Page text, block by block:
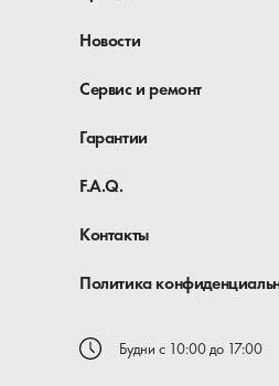
Новости
Сервис и ремонт
Гарантии
F.A.Q.
Контакты
Политика
Будни с 10:00 до 17:00